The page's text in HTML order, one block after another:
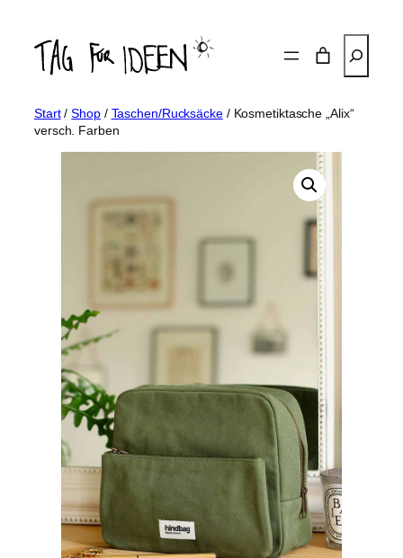
Inhalt
springen
Start/Shop/ Taschen/Rucksäcke/ Kosmetiktasche „Alix“
versch. Farben